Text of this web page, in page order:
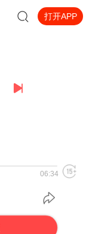
打开APP
06:34